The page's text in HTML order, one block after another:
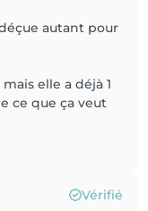
autant pour
elle a déjà 1
ce que ça veut
Vérifié